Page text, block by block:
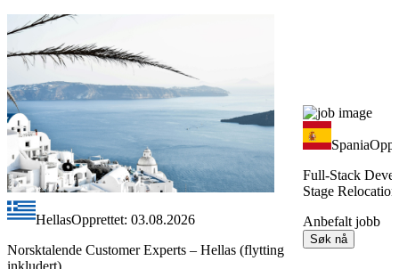
HellasOpprettet: 03.08.2026
Norsktalende Customer Experts – Hellas (flytting
inkludert)
Spania
Full-Stack
Stage
Anbefalt jobb
Søk nå